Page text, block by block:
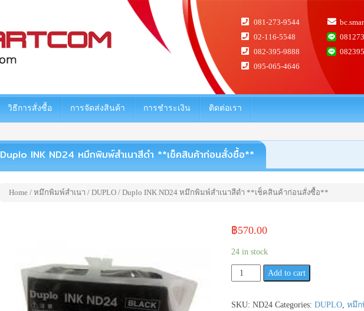
081-273-9544
02-116-5548
082-395-9888
095-065-4646
วิธีการสั่งซื้อ การจัดส่งสินค้า การชำระเงิน ติดต่อเรา
Duplo INK ND24 หมึกพิมพ์สำเนาสีดำ **เช็คสินค้าก่อนสั่งซื้อ**
Home / หมึกพิมพ์สำเนา / DUPLO / Duplo INK ND24 หมึกพิมพ์สำเนาสีดำ **เช็คสินค้าก่อนสั่งซื้อ**
฿570.00
24 in stock
Duplo
INK
Add to cart
SKU: ND24 Categories: DUPLO, หมึก